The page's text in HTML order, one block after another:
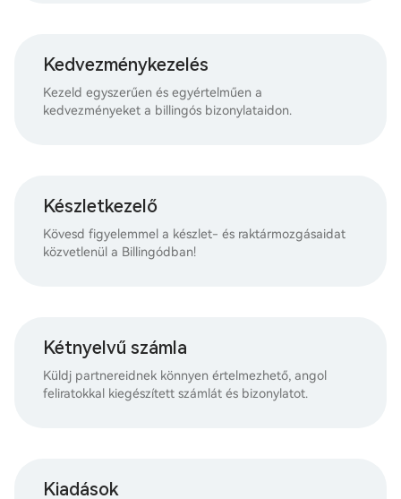
Kedvezménykezelés
Kezeld egyszerűen és egyértelműen a
kedvezményeket a billingós bizonylataidon.
Készletkezelő
Kövesd figyelemmel a készlet- és raktármozgásaidat
közvetlenül a Billingódban!
Kétnyelvű számla
Küldj partnereidnek könnyen értelmezhető, angol
feliratokkal kiegészített számlát és bizonylatot.
Kiadások